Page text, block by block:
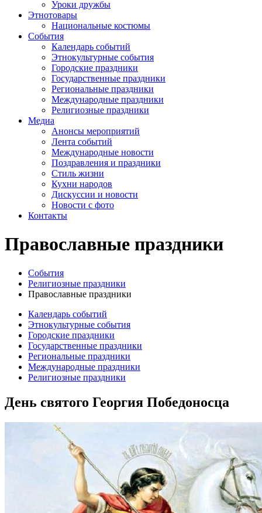
Уроки дружбы
Этнотовары
Национальные костюмы
События
Календарь событий
Этнокультурные события
Городские праздники
Государственные праздники
Региональные праздники
Международные праздники
Религиозные праздники
Медиа
Анонсы мероприятий
Лента событий
Международные новости
Поздравления и праздники
Cтиль жизни
Кухни народов
Дискуссии и новости
Новости с фото
Контакты
Православные праздники
События
Религиозные праздники
Православные праздники
Календарь событий
Этнокультурные события
Городские праздники
Государственные праздники
Региональные праздники
Международные праздники
Религиозные праздники
День святого Георгия Победоносца